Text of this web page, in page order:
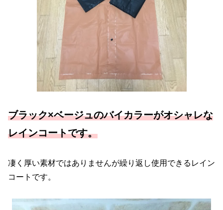
ブラック×ベージュのバイカラーがオシャレな
レインコートです。
凄く厚い素材ではありませんが繰り返し使用できるレイン
コートです。